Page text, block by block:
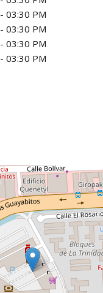
03:30 PM
03:30 PM
03:30 PM
03:30 PM